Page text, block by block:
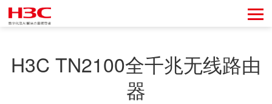
H3C TN2100全千兆无线路由
器